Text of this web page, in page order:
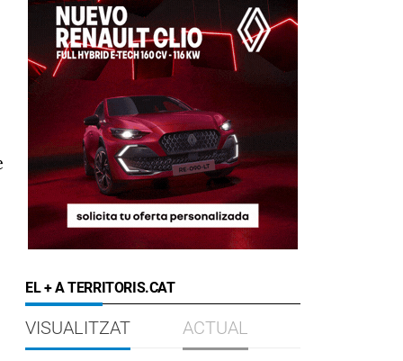
EL + A TERRITORIS.CAT
VISUALITZAT ACTUAL